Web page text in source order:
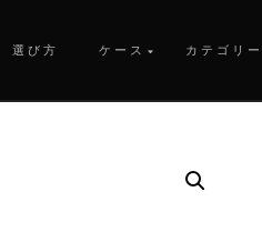
選び方 ケース カテゴリー